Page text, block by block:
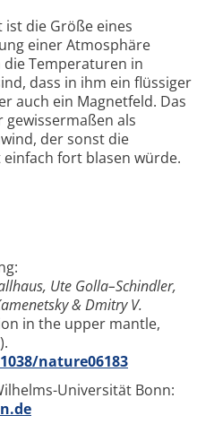
die Größe eines
einer Atmosphäre
Temperaturen in
dass in ihm ein flüssiger
auch ein Magnetfeld. Das
als
der sonst die
fort blasen würde.
Ute Golla–Schindler,
& Dmitry V.
in the upper mantle,
nature06183
Universität Bonn: